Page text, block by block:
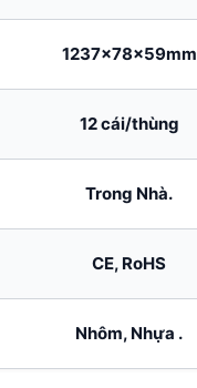
1237x78x59mm
12 cái/thùng
Trong Nhà.
CE, RoHS
Nhôm, Nhựa .